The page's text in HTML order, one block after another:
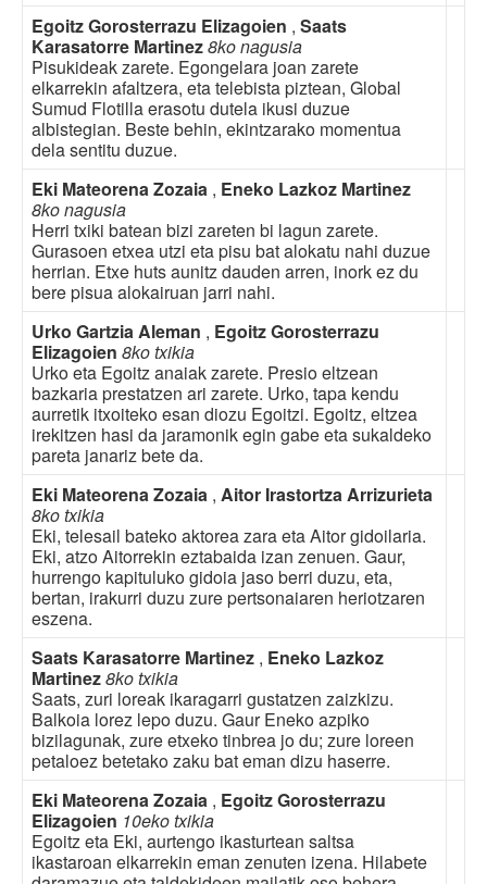
Egoitz Gorosterrazu Elizagoien , Saats
Karasatorre Martinez8ko nagusia
Pisukideak zarete. Egongelara joan zarete
elkarrekin afaltzera, eta telebista piztean, Global
Sumud Flotilla erasotu dutela ikusi duzue
albistegian. Beste behin, ekintzarako momentua
dela sentitu duzue.
Eki Mateorena Zozaia , Eneko Lazkoz Martinez
8ko nagusia
Herri txiki batean bizi zareten bi lagun zarete.
Gurasoen etxea utzi eta pisu bat alokatu nahi duzue
herrian. Etxe huts aunitz dauden arren, inork ez du
bere pisua alokairuan jarri nahi.
Urko Gartzia Aleman , Egoitz Gorosterrazu
Elizagoien 8ko txikia
Urko eta Egoitz anaiak zarete. Presio eltzean
bazkaria prestatzen ari zarete. Urko, tapa kendu
aurretik itxoiteko esan diozu Egoitzi. Egoitz, eltzea
irekitzen hasi da jaramonik egin gabe eta sukaldeko
pareta janariz bete da.
Eki Mateorena Zozaia , Aitor Irastortza Arrizurieta
8ko txikia
Eki, telesail bateko aktorea zara eta Aitor gidoilaria.
Eki, atzo Aitorrekin eztabaida izan zenuen. Gaur,
hurrengo kapituluko gidoia jaso berri duzu, eta,
bertan, irakurri duzu zure pertsonaiaren heriotzaren
eszena.
Saats Karasatorre Martinez , Eneko Lazkoz
Martinez8ko txikia
Saats, zuri loreak ikaragarri gustatzen zaizkizu.
Balkoia lorez lepo duzu. Gaur Eneko azpiko
bizilagunak, zure etxeko tinbrea jo du; zure loreen
petaloez betetako zaku bat eman dizu haserre.
Eki Mateorena Zozaia , Egoitz Gorosterrazu
Elizagoien 10eko txikia
Egoitz eta Eki, aurtengo ikasturtean saltsa
ikastaroan elkarrekin eman zenuten izena. Hilabete